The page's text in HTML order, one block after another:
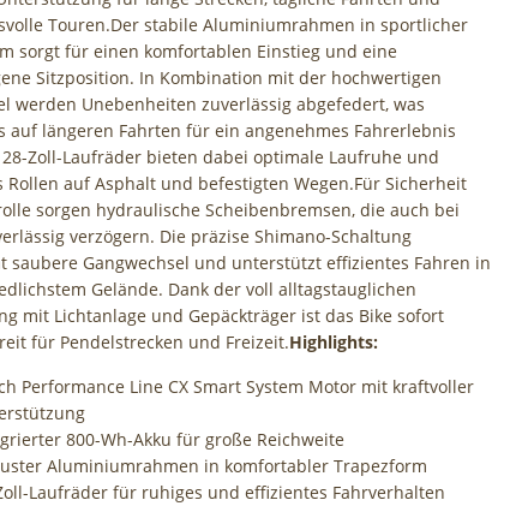
Touren.Der stabile Aluminiumrahmen in sportlicher
sorgt für einen komfortablen Einstieg und eine
Sitzposition. In Kombination mit der hochwertigen
werden Unebenheiten zuverlässig abgefedert, was
auf längeren Fahrten für ein angenehmes Fahrerlebnis
Zoll-Laufräder bieten dabei optimale Laufruhe und
Rollen auf Asphalt und befestigten Wegen.Für Sicherheit
sorgen hydraulische Scheibenbremsen, die auch bei
verzögern. Die präzise Shimano-Schaltung
saubere Gangwechsel und unterstützt effizientes Fahren in
Gelände. Dank der voll alltagstauglichen
mit Lichtanlage und Gepäckträger ist das Bike sofort
für Pendelstrecken und Freizeit.Highlights:
Performance Line CX Smart System Motor mit kraftvoller
800-Wh-Akku für große Reichweite
Aluminiumrahmen in komfortabler Trapezform
Laufräder für ruhiges und effizientes Fahrverhalten